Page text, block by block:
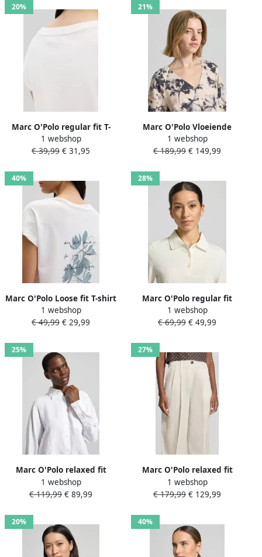
20%
Marc O'Polo regular fit T-
shirt van puur katoen
1 webshop
€ 39,99 € 31,95
21%
Marc O'Polo Vloeiende
tuniekjurk van puur linnen
1 webshop
€ 189,99 € 149,99
40%
Marc O'Polo Loose fit T-shirt
van puur katoen
1 webshop
€ 49,99 € 29,99
28%
Marc O'Polo regular fit
poloshirt van katoenmix
1 webshop
€ 69,99 € 49,99
25%
Marc O'Polo relaxed fit
overhemdblouse van puur
linnen
1 webshop
€ 119,99 € 89,99
27%
Marc O'Polo relaxed fit
bandplooibroek met linnen
1 webshop
€ 179,99 € 129,99
20% 40%